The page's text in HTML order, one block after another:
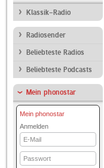
Klassik-Radio
Radiosender
Beliebteste Radios
Beliebteste Podcasts
Mein phonostar
Mein phonostar
Anmelden
E-
Mail
Passwort